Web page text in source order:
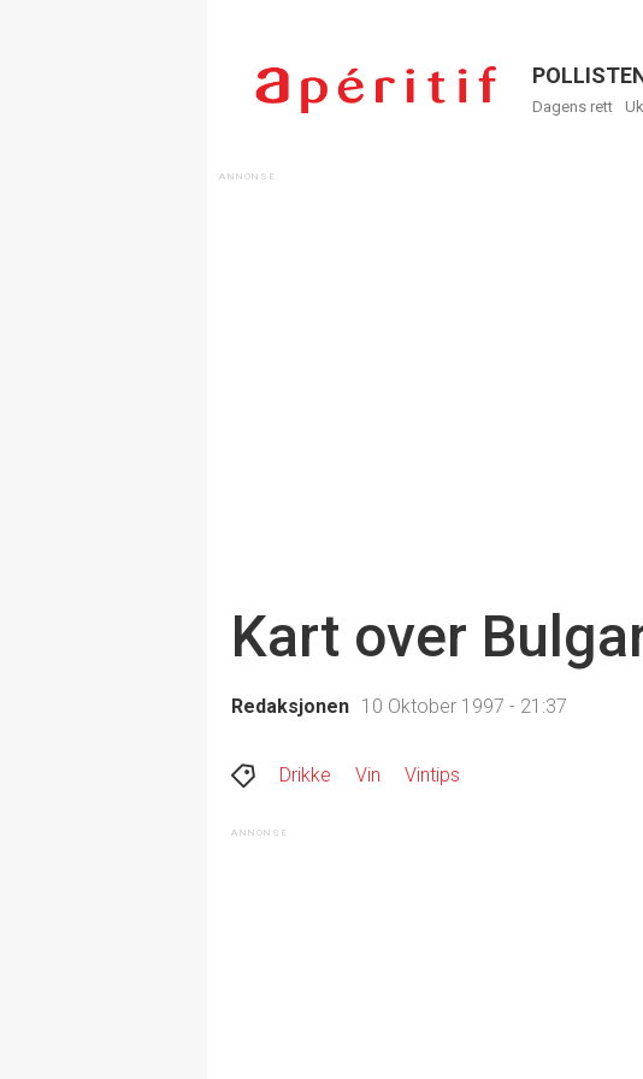
Menu
Dagens rett
Kart over
Redaksjonen 10 Oktober 1997 - 21:37
Drikke Vin Vintips